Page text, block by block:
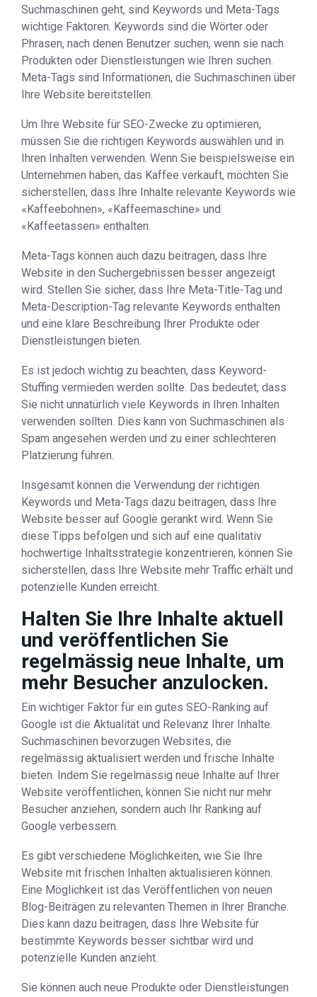
Suchmaschinen geht, sind Keywords und Meta-Tags
wichtige Faktoren. Keywords sind die Wörter oder
Phrasen, nach denen Benutzer suchen, wenn sie nach
Produkten oder Dienstleistungen wie Ihren suchen.
Meta-Tags sind Informationen, die Suchmaschinen über
Ihre Website bereitstellen.
Um Ihre Website für SEO-Zwecke zu optimieren,
müssen Sie die richtigen Keywords auswählen und in
Ihren Inhalten verwenden. Wenn Sie beispielsweise ein
Unternehmen haben, das Kaffee verkauft, möchten Sie
sicherstellen, dass Ihre Inhalte relevante Keywords wie
«Kaffeebohnen», «Kaffeemaschine» und
«Kaffeetassen» enthalten.
Meta-Tags können auch dazu beitragen, dass Ihre
Website in den Suchergebnissen besser angezeigt
wird. Stellen Sie sicher, dass Ihre Meta-Title-Tag und
Meta-Description-Tag relevante Keywords enthalten
und eine klare Beschreibung Ihrer Produkte oder
Dienstleistungen bieten.
Es ist jedoch wichtig zu beachten, dass Keyword-
Stuffing vermieden werden sollte. Das bedeutet, dass
Sie nicht unnatürlich viele Keywords in Ihren Inhalten
verwenden sollten. Dies kann von Suchmaschinen als
Spam angesehen werden und zu einer schlechteren
Platzierung führen.
Insgesamt können die Verwendung der richtigen
Keywords und Meta-Tags dazu beitragen, dass Ihre
Website besser auf Google gerankt wird. Wenn Sie
diese Tipps befolgen und sich auf eine qualitativ
hochwertige Inhaltsstrategie konzentrieren, können Sie
sicherstellen, dass Ihre Website mehr Traffic erhält und
potenzielle Kunden erreicht.
Halten Sie Ihre Inhalte aktuell
und veröffentlichen Sie
regelmässig neue Inhalte, um
mehr Besucher anzulocken.
Ein wichtiger Faktor für ein gutes SEO-Ranking auf
Google ist die Aktualität und Relevanz Ihrer Inhalte.
Suchmaschinen bevorzugen Websites, die
regelmässig aktualisiert werden und frische Inhalte
bieten. Indem Sie regelmässig neue Inhalte auf Ihrer
Website veröffentlichen, können Sie nicht nur mehr
Besucher anziehen, sondern auch Ihr Ranking auf
Google verbessern.
Es gibt verschiedene Möglichkeiten, wie Sie Ihre
Website mit frischen Inhalten aktualisieren können.
Eine Möglichkeit ist das Veröffentlichen von neuen
Blog-Beiträgen zu relevanten Themen in Ihrer Branche.
Dies kann dazu beitragen, dass Ihre Website für
bestimmte Keywords besser sichtbar wird und
potenzielle Kunden anzieht.
Sie können auch neue Produkte oder Dienstleistungen